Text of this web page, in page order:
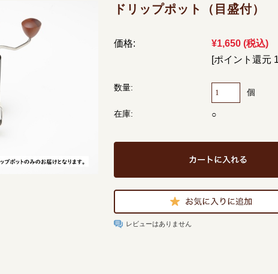
ドリップポット（目盛付）
価格: ¥1,650 (税込)
[ポイント還元
数量:
個
在庫: ○
レビューはありません